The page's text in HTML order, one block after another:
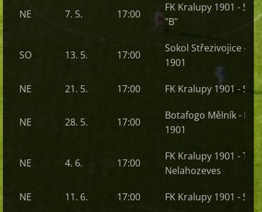
NE 7. 5. 17:00
FK Kralupy 1901 -
"B"
SO 13. 5. 17:00
Sokol Střezivojice -
1901
NE 21. 5. 17:00 FK Kralupy 1901 -
NE 28. 5. 17:00
Botafogo Mělník - FK
1901
NE 4. 6. 17:00
FK Kralupy 1901 - TJ
Nelahozeves
NE 11. 6. 17:00 FK Kralupy 1901 -